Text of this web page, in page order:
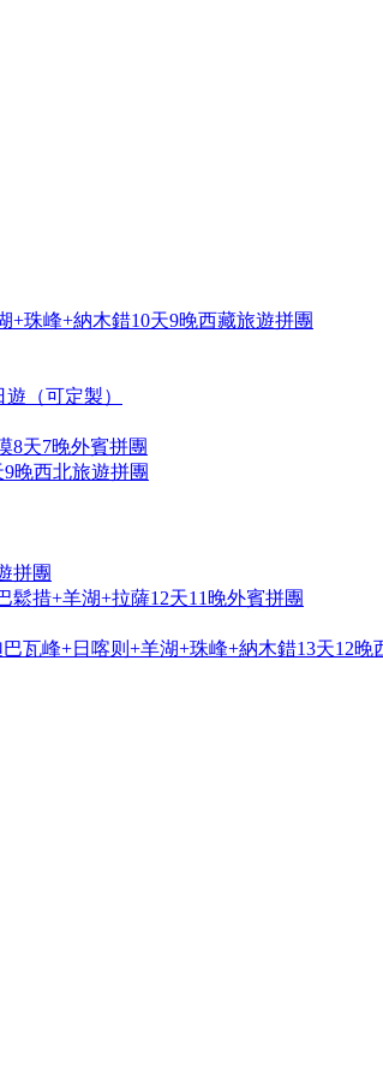
珠峰+納木錯10天9晚西藏旅遊拼團
（可定製）
8天7晚外賓拼團
晚西北旅遊拼團
拼團
鬆措+羊湖+拉薩12天11晚外賓拼團
瓦峰+日喀则+羊湖+珠峰+納木錯13天12晚